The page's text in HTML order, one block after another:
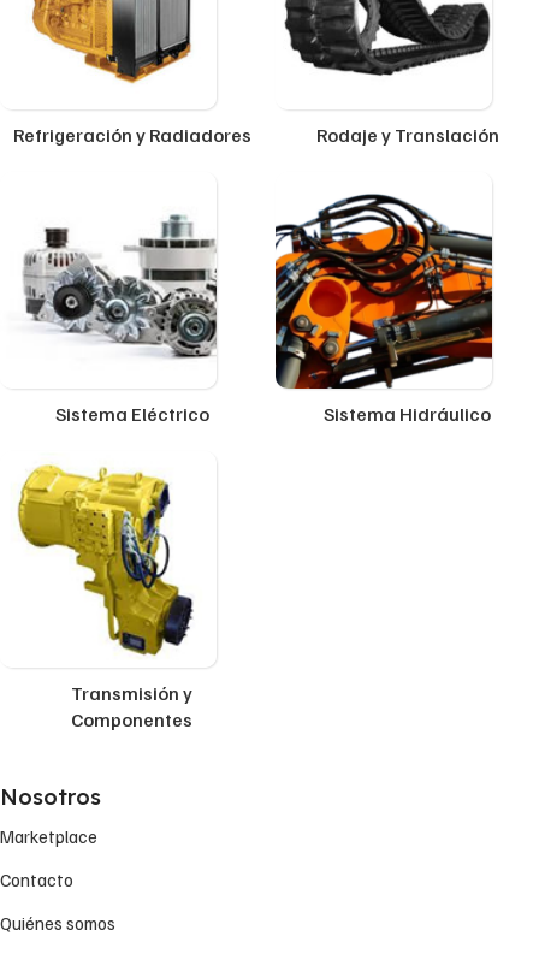
Refrigeración y Radiadores Rodaje y Translación
Sistema Eléctrico Sistema Hidráulico
Transmisión y
Componentes
Nosotros
Marketplace
Contacto
Quiénes somos